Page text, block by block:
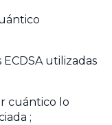
utilizadas
cuántico lo
;